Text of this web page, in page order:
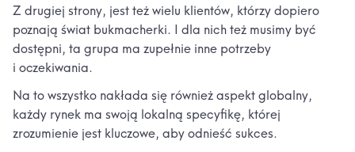
Z drugiej strony, jest też wielu klientów, którzy dopiero
poznają świat bukmacherki. I dla nich też musimy być
dostępni, ta grupa ma zupełnie inne potrzeby
i oczekiwania.
Na to wszystko nakłada się również aspekt globalny,
każdy rynek ma swoją lokalną specyfikę, której
zrozumienie jest kluczowe, aby odnieść sukces.